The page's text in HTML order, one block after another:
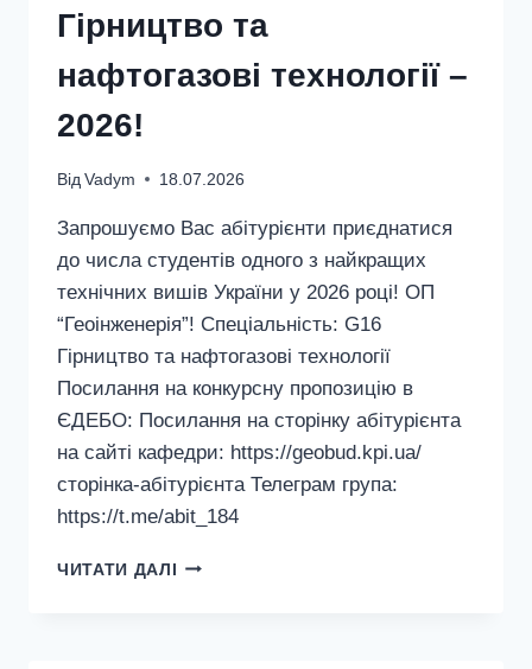
Гірництво та
нафтогазові технології –
2026!
Від Vadym 18.07.2026
Запрошуємо Вас абітурієнти приєднатися
до числа студентів одного з найкращих
технічних вишів України у 2026 році! ОП
“Геоінженерія”! Спеціальність: G16
Гірництво та нафтогазові технології
Посилання на конкурсну пропозицію в
ЄДЕБО: Посилання на сторінку абітурієнта
на сайті кафедри: https://geobud.kpi.ua/
сторінка-абітурієнта Телеграм група:
https://t.me/abit_184
ЧИТАТИ ДАЛІ ЗАПРОШУЄМО